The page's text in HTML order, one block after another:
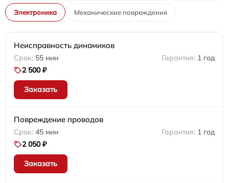
Электроника Механические повреждения
Неисправность динамиков
55 мин
1 год
2 500 ₽
Заказать
Повреждение проводов
45 мин
1 год
2 050 ₽
Заказать